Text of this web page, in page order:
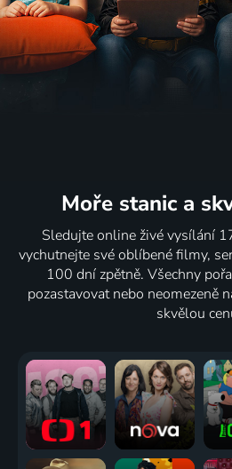
Moře stanic a
Sledujte online živé vysílání
vychutnejte své oblíbené filmy,
100 dní zpětně. Všechny
pozastavovat nebo neomezeně
skvělou